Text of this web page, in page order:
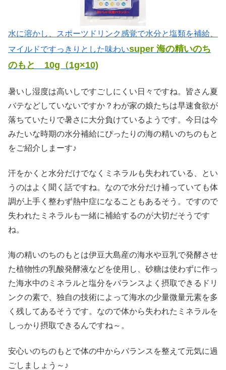
水に溶かし、スポーツドリンク感覚で水分と塩類を補給、
マイルドですっきりとした味わいsuper 海の精いのち
のもと 10g（1g×10)
暑いし湿度は高いしですごしにくい日々ですね。皆さん夏
バテなどしていないですか？わが家の娘たちは早速食欲が
落ちていたりで暑さに大分負けているようです。今日は今
みたいな時期の水分補給にぴったりの海の精いのちのもと
をご紹介しまーす♪
汗をかくと水分だけでなくミネラルも失われている、とい
うのはよく聞く話ですね。なので水分だけ補っていても体
調が上手く整わず熱中症になることもあるそう。ですので
失われたミネラルも一緒に補給するのが大切だそうです
ね。
海の精いのちのもとは伊豆大島産の海水や豆乳で発酵させ
た植物性の乳酸発酵液などを使用し、砂糖は使わずに作っ
た海水中のミネラルと塩分をバランスよく摂取できるドリ
ンクの素で、独自の技術によって海水の少量微量元素を多
く残してあるそうです。なので体から失われたミネラルを
しっかり摂取できるんですね～。
安心いのちのもとで体の中からバランスを整えて元気に過
ごしましょう～♪